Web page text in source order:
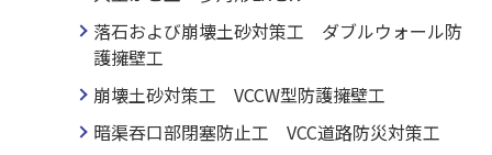
落石および崩壊土砂対策工 ダブルウォール防
護擁壁工
崩壊土砂対策工 VCCW型防護擁壁工
暗渠吞口部閉塞防止工 VCC道路防災対策工